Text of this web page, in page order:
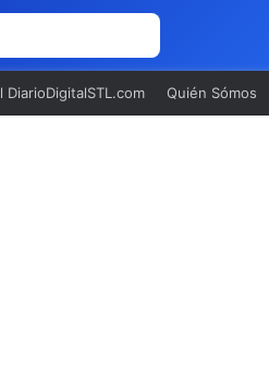
Quién Sómos